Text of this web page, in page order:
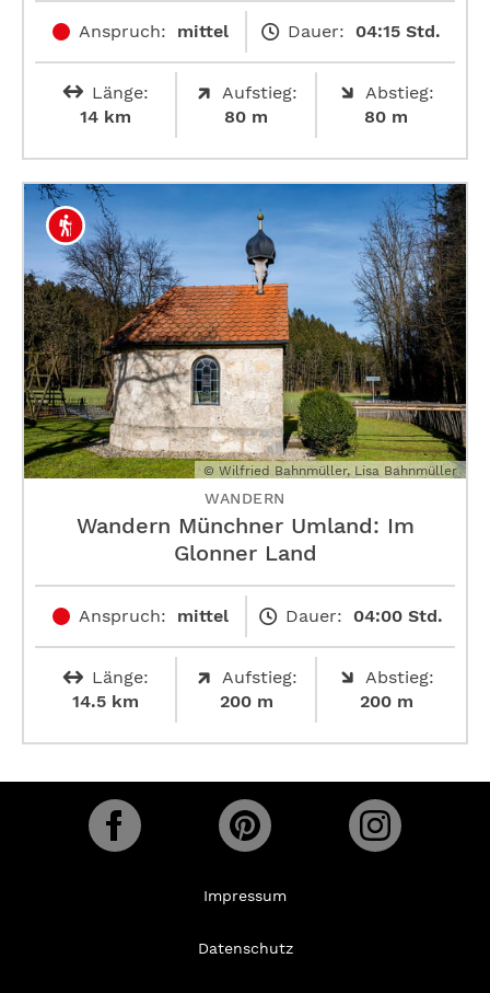
Anspruch: mittel Dauer: 04:15 Std.
Länge:
14 km
Aufstieg:
80 m
Abstieg:
80 m
© Wilfried Bahnmüller, Lisa Bahnmüller
WANDERN
Wandern Münchner Umland: Im
Glonner Land
Anspruch: mittel Dauer: 04:00 Std.
Länge:
14.5 km
Aufstieg:
200 m
Abstieg:
200 m
Impressum
Datenschutz